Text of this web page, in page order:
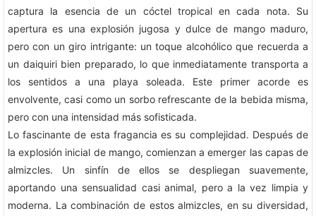
captura la esencia de un cóctel tropical en cada nota. Su
apertura es una explosión jugosa y dulce de mango maduro,
pero con un giro intrigante: un toque alcohólico que recuerda a
un daiquiri bien preparado, lo que inmediatamente transporta a
los sentidos a una playa soleada. Este primer acorde es
envolvente, casi como un sorbo refrescante de la bebida misma,
pero con una intensidad más sofisticada.
Lo fascinante de esta fragancia es su complejidad. Después de
la explosión inicial de mango, comienzan a emerger las capas de
almizcles. Un sinfín de ellos se despliegan suavemente,
aportando una sensualidad casi animal, pero a la vez limpia y
moderna. La combinación de estos almizcles, en su diversidad,